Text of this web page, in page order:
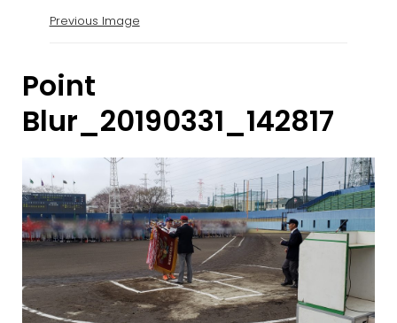
Previous Image
Point
Blur_20190331_142817